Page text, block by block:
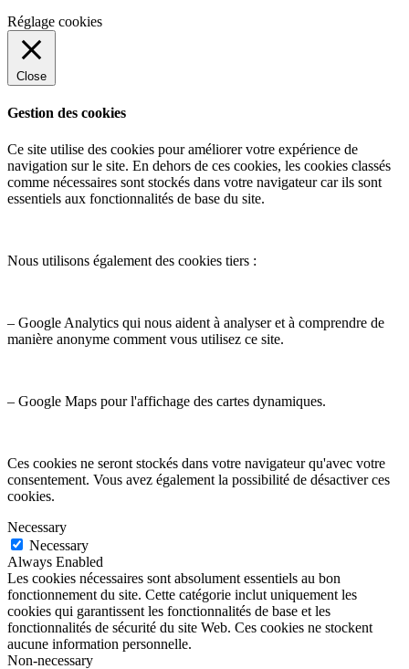
Réglage cookies
Close
Gestion des cookies
Ce site utilise des cookies pour améliorer votre expérience de
navigation sur le site. En dehors de ces cookies, les cookies classés
comme nécessaires sont stockés dans votre navigateur car ils sont
essentiels aux fonctionnalités de base du site.
Nous utilisons également des cookies tiers :
– Google Analytics qui nous aident à analyser et à comprendre de
manière anonyme comment vous utilisez ce site.
– Google Maps pour l'affichage des cartes dynamiques.
Ces cookies ne seront stockés dans votre navigateur qu'avec votre
consentement. Vous avez également la possibilité de désactiver ces
cookies.
Necessary
Necessary
Always Enabled
Les cookies nécessaires sont absolument essentiels au bon
fonctionnement du site. Cette catégorie inclut uniquement les
cookies qui garantissent les fonctionnalités de base et les
fonctionnalités de sécurité du site Web. Ces cookies ne stockent
aucune information personnelle.
Non-necessary